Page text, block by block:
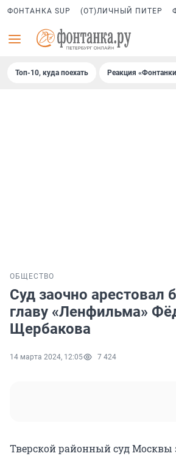
ФОНТАНКА SUP (ОТ)ЛИЧНЫЙ ПИТЕР
Топ-10, куда поехать Реакция
ОБЩЕСТВО
Суд заочно арестовал
главу «Ленфильма»
Щербакова
14 марта 2024, 12:05 7 424
Тверской районный суд Москвы